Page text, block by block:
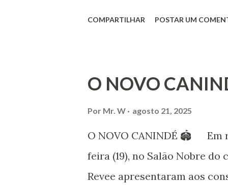
Iniciou seus estudos em
em 1999, no estilo
estudos neste estilo além de
danças folclóricas do
Bailarina profissional e
estudo e pesquisa de danças
COMPARTILHAR POSTAR UM
O NOVO
Por Mr. W agosto 21, 2025
O NOVO CANINDÉ 🏟 Em
feira (19), no Salão Nobre do
Revee apresentaram aos